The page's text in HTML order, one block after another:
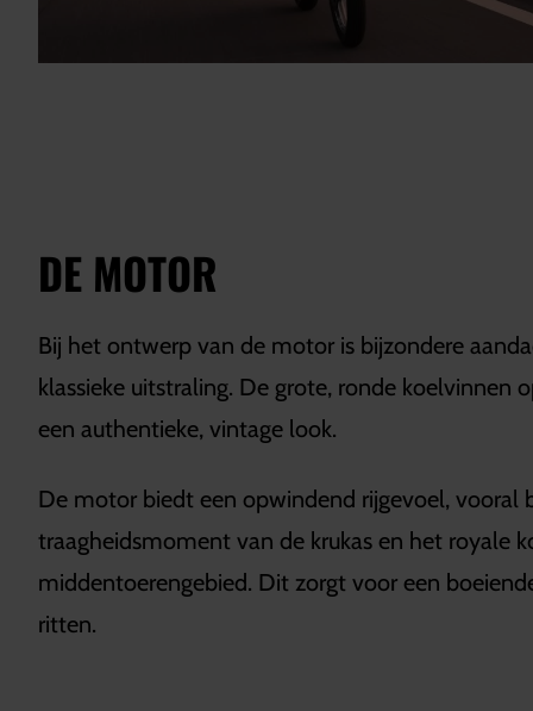
DE MOTOR
Bij het ontwerp van de motor is bijzondere
klassieke uitstraling. De grote, ronde koelvinnen
een authentieke, vintage look.
De motor biedt een opwindend rijgevoel, vooral
traagheidsmoment van de krukas en het royale
middentoerengebied. Dit zorgt voor een
ritten.